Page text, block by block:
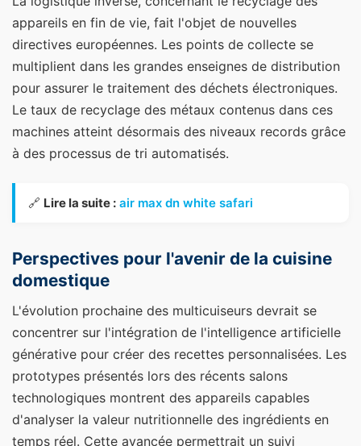
appareils en fin de vie, fait l'objet de nouvelles
directives européennes. Les points de collecte se
multiplient dans les grandes enseignes de distribution
pour assurer le traitement des déchets électroniques.
Le taux de recyclage des métaux contenus dans ces
machines atteint désormais des niveaux records grâce
à des processus de tri automatisés.
🔗 Lire la suite : air max dn white safari
Perspectives pour l'avenir de la cuisine
domestique
L'évolution prochaine des multicuiseurs devrait se
concentrer sur l'intégration de l'intelligence artificielle
générative pour créer des recettes personnalisées. Les
prototypes présentés lors des récents salons
technologiques montrent des appareils capables
d'analyser la valeur nutritionnelle des ingrédients en
temps réel. Cette avancée permettrait un suivi